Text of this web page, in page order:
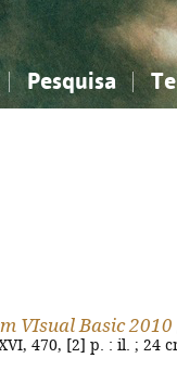
Pesquisa
VIsual Basic 2010
470, [2] p. : il. ; 24